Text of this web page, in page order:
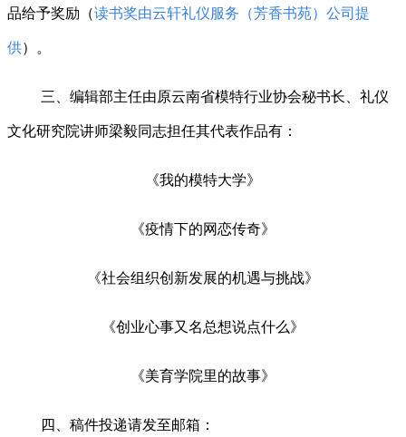
品给予奖励（读书奖由云轩礼仪服务（芳香书苑）公司提
供）。
三、编辑部主任由原云南省模特行业协会秘书长、礼仪
文化研究院讲师梁毅同志担任其代表作品有：
《我的模特大学》
《疫情下的网恋传奇》
《社会组织创新发展的机遇与挑战》
《创业心事又名总想说点什么》
《美育学院里的故事》
四、稿件投递请发至邮箱：